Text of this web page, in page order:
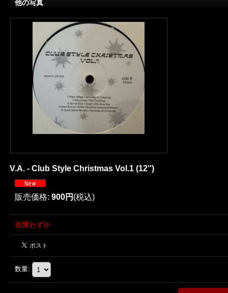
他の写真
V.A. - Club Style Christmas Vol.1 (12'')
販売価格: 900円 (税込)
在庫わずか
数量: